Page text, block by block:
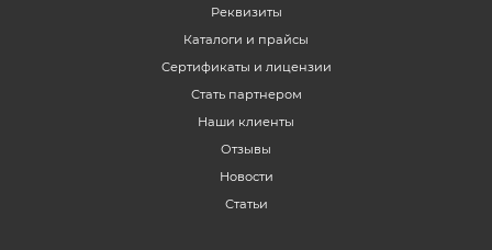
Реквизиты
Каталоги и прайсы
Сертификаты и лицензии
Стать партнером
Наши клиенты
Отзывы
Новости
Статьи